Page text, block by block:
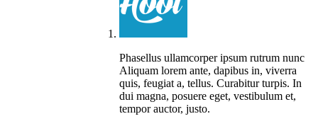
Phasellus ullamcorper ipsum rutrum nunc
Aliquam lorem ante, dapibus in, viverra
quis, feugiat a, tellus. Curabitur turpis. In
dui magna, posuere eget, vestibulum et,
tempor auctor, justo.